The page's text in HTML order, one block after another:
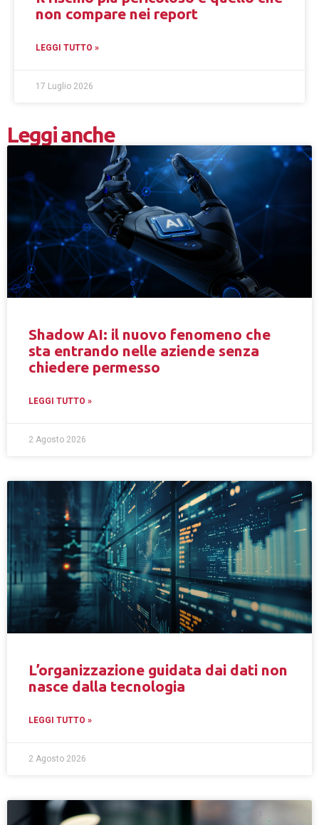
non compare nei report
LEGGI TUTTO »
17 Luglio 2026
Leggi anche
Shadow AI: il nuovo fenomeno che
sta entrando nelle aziende senza
chiedere permesso
LEGGI TUTTO »
2 Agosto 2026
L’organizzazione guidata dai dati non
nasce dalla tecnologia
LEGGI TUTTO »
2 Agosto 2026